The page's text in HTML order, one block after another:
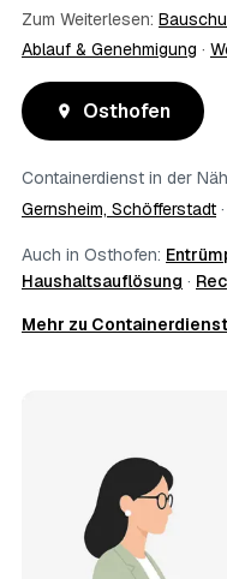
Zum Weiterlesen:
Ablauf & Genehmigung ·
Osthofen
Containerdienst in der
Gernsheim, Schöfferstadt ·
Auch in Osthofen:
Haushaltsauflösung ·
Mehr zu